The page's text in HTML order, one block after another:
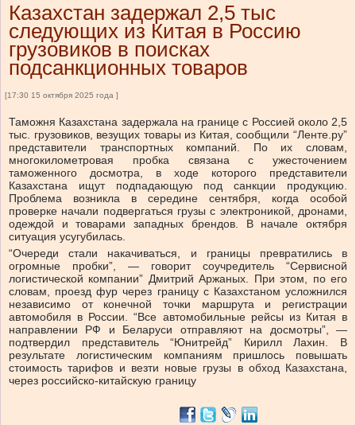
Казахстан задержал 2,5 тыс
следующих из Китая в Россию
грузовиков в поисках
подсанкционных товаров
[17:30 15 октября 2025 года ]
Таможня Казахстана задержала на границе с Россией около 2,5
тыс. грузовиков, везущих товары из Китая, сообщили “Ленте.ру”
представители транспортных компаний. По их словам,
многокилометровая пробка связана с ужесточением
таможенного досмотра, в ходе которого представители
Казахстана ищут подпадающую под санкции продукцию.
Проблема возникла в середине сентября, когда особой
проверке начали подвергаться грузы с электроникой, дронами,
одеждой и товарами западных брендов. В начале октября
ситуация усугубилась.
“Очереди стали накачиваться, и границы превратились в
огромные пробки”, — говорит соучредитель “Сервисной
логистической компании” Дмитрий Аржаных. При этом, по его
словам, проезд фур через границу с Казахстаном усложнился
независимо от конечной точки маршрута и регистрации
автомобиля в России. “Все автомобильные рейсы из Китая в
направлении РФ и Беларуси отправляют на досмотры”, —
подтвердил представитель “Юнитрейд” Кирилл Лахин. В
результате логистическим компаниям пришлось повышать
стоимость тарифов и везти новые грузы в обход Казахстана,
через российско-китайскую границу